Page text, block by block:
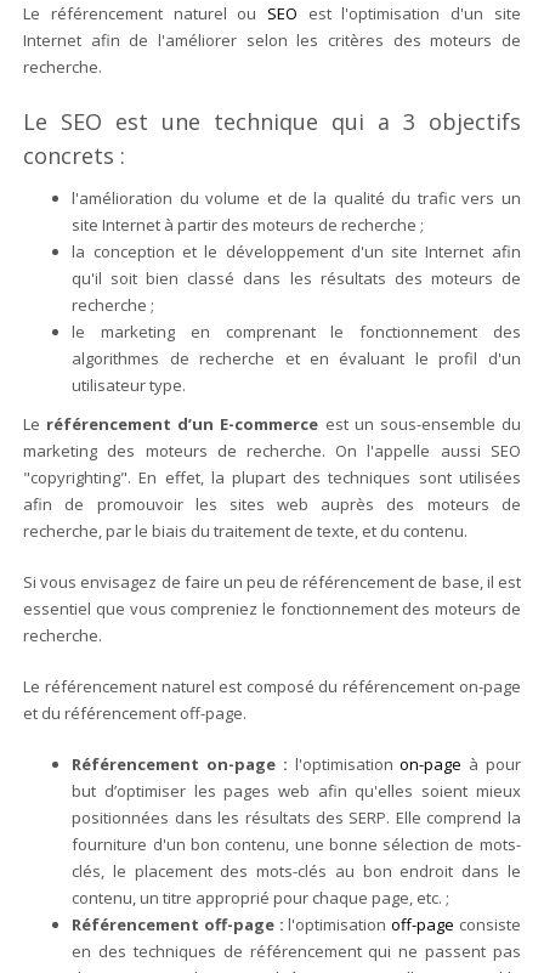
Le référencement naturel ou SEO est l'optimisation d'un site
Internet afin de l'améliorer selon les critères des moteurs de
recherche.
Le SEO est une technique qui a 3 objectifs
concrets :
l'amélioration du volume et de la qualité du trafic vers un
site Internet à partir des moteurs de recherche ;
la conception et le développement d'un site Internet afin
qu'il soit bien classé dans les résultats des moteurs de
recherche ;
le marketing en comprenant le fonctionnement des
algorithmes de recherche et en évaluant le profil d'un
utilisateur type.
Le référencement d’un E-commerce est un sous-ensemble du
marketing des moteurs de recherche. On l'appelle aussi SEO
"copyrighting". En effet, la plupart des techniques sont utilisées
afin de promouvoir les sites web auprès des moteurs de
recherche, par le biais du traitement de texte, et du contenu.
Si vous envisagez de faire un peu de référencement de base, il est
essentiel que vous compreniez le fonctionnement des moteurs de
recherche.
Le référencement naturel est composé du référencement on-page
et du référencement off-page.
Référencement on-page : l'optimisationon-page à pour
but d’optimiser les pages web afin qu'elles soient mieux
positionnées dans les résultats des SERP. Elle comprend la
fourniture d'un bon contenu, une bonne sélection de mots-
clés, le placement des mots-clés au bon endroit dans le
contenu, un titre approprié pour chaque page, etc. ;
Référencement off-page : l'optimisationoff-page consiste
en des techniques de référencement qui ne passent pas